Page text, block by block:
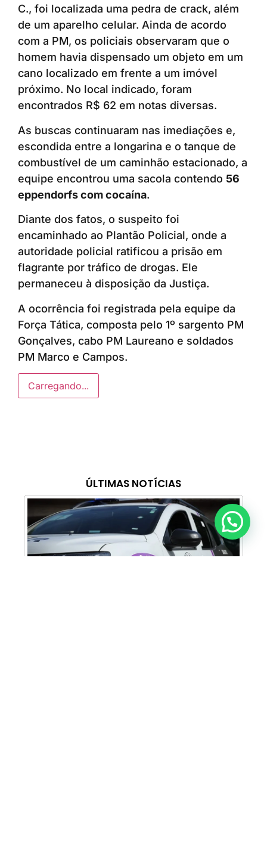
ÚLTIMAS NOTÍCIAS
C., foi localizada uma pedra de crack, além
de um aparelho celular. Ainda de acordo
com a PM, os policiais observaram que o
homem havia dispensado um objeto em um
cano localizado em frente a um imóvel
próximo. No local indicado, foram
encontrados R$ 62 em notas diversas.
As buscas continuaram nas imediações e,
escondida entre a longarina e o tanque de
combustível de um caminhão estacionado, a
equipe encontrou uma sacola contendo 56
eppendorfs com cocaína.
Diante dos fatos, o suspeito foi
encaminhado ao Plantão Policial, onde a
autoridade policial ratificou a prisão em
flagrante por tráfico de drogas. Ele
permaneceu à disposição da Justiça.
A ocorrência foi registrada pela equipe da
Força Tática, composta pelo 1º sargento PM
Gonçalves, cabo PM Laureano e soldados
PM Marco e Campos.
Carregando...
Anunciar ou recomendar matéria